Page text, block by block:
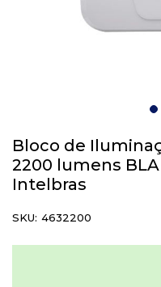
para
o
início
da
de
Bloco de
2200 lumens
Intelbras
SKU 4632200